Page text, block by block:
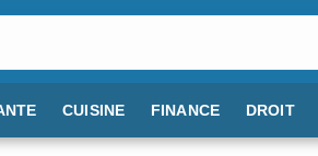
CUISINE FINANCE DROIT